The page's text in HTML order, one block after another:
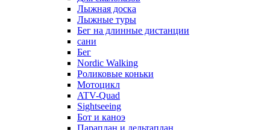
Лыжная доска
Лыжные туры
Бег на длинные дистанции
сани
Бег
Nordic Walking
Роликовые коньки
Мотоцикл
ATV-Quad
Sightseeing
Бот и каноэ
Параплан и дельтаплан